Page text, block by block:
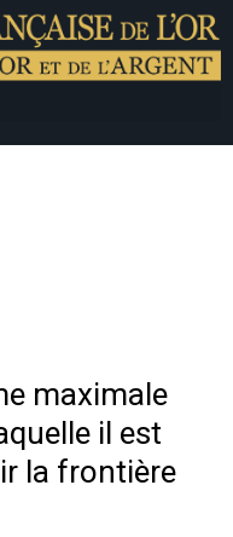
maximale
il est
la frontière